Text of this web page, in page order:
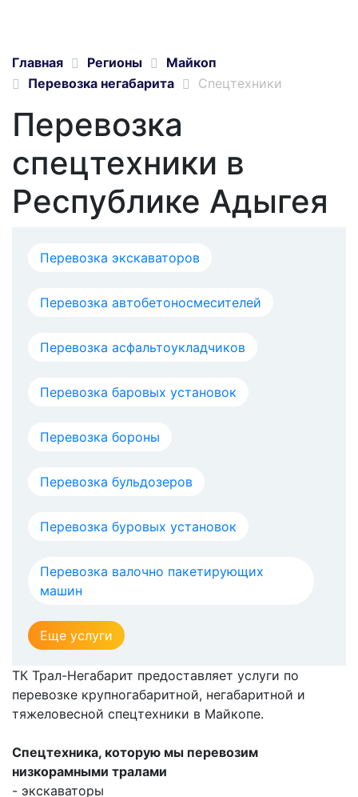
Главная Регионы
Майкоп
Перевозка негабарита
Спецтехники
Перевозка
спецтехники в
Республике Адыгея
Перевозка экскаваторов
Перевозка автобетоносмесителей
Перевозка асфальтоукладчиков
Перевозка баровых установок
Перевозка бороны
Перевозка бульдозеров
Перевозка буровых установок
Перевозка валочно пакетирующих
машин
Еще услуги
ТК Трал-Негабарит предоставляет услуги по
перевозке крупногабаритной, негабаритной и
тяжеловесной спецтехники в Майкопе.
Спецтехника, которую мы перевозим
низкорамными тралами
- экскаваторы